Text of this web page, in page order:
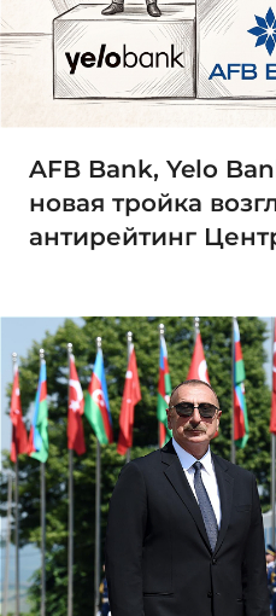
AFB Bank, Yelo
новая тройка
антирейтинг